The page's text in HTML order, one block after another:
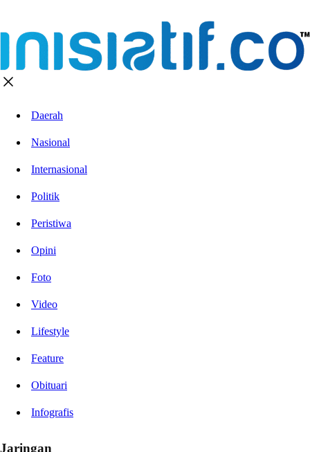
Daerah
Nasional
Internasional
Politik
Peristiwa
Opini
Foto
Video
Lifestyle
Feature
Obituari
Infografis
Jaringan